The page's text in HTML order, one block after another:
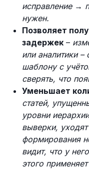
исправление →
нужен.
Позволяет
задержек –
или аналитики –
шаблону с
сверять, что
Уменьшает
статей,
уровни
выверки,
формирования
видит, что у
этого